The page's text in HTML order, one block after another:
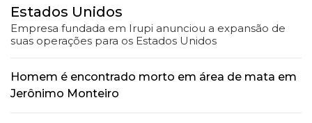
Estados Unidos
Empresa fundada em Irupi anunciou a expansão de
suas operações para os Estados Unidos
Homem é encontrado morto em área de mata em
Jerônimo Monteiro